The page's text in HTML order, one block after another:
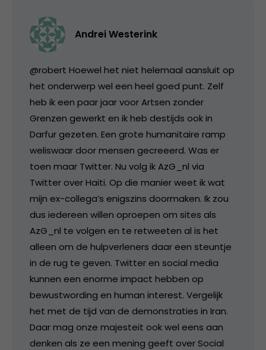
Andrei Westerink
@robert Hoewel het niet helemaal aansluit op
het onderwerp wel een heel goed punt. Zelf
heb ik een paar jaar voor Artsen zonder
Grenzen gewerkt en ik heb destijds ook in
Darfur gezeten. Een grote humanitaire ramp
weliswaar door mensen gecreeerd. Was er
toen maar Twitter. Nu volg ik AzG_nl via
Twitter over Haiti. Op die manier weet ik wat
mijn ex-collega’s enigszins doormaken. Ik zou
dus iedereen willen oproepen om sites als
AzG_nl te volgen en te retweeten al is het
alleen om de hulpverleners daar een steuntje
in de rug te geven. Twitter en social media
kunnen een enorme impact hebben op
bewustwording en human interest. Vergelijk
het met de tijd van de demonstraties in Iran.
Daar mag onze majesteit ook wel eens aan
denken als ze een mening geeft over Social